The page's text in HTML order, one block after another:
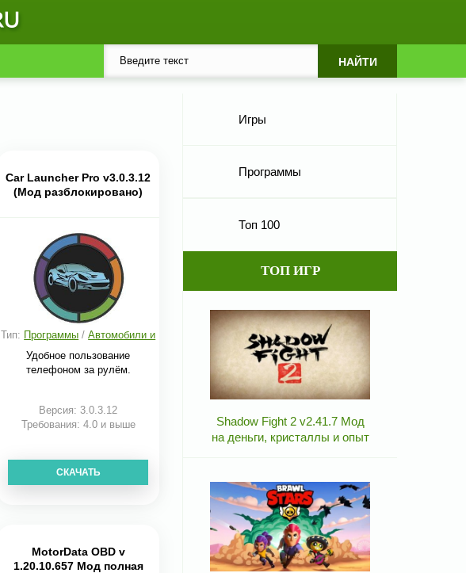
Car Launcher Pro v3.0.3.12
(Мод разблокировано)
Тип: Программы /Автомобили и
Удобное пользование
телефоном за рулём.
Версия: 3.0.3.12
Требования: 4.0 и выше
СКАЧАТЬ
MotorData OBD v
1.20.10.657 Мод полная
Игры
Программы
Топ 100
ТОП ИГР
Shadow Fight 2 v2.41.7 Мод
на деньги, кристаллы и опыт